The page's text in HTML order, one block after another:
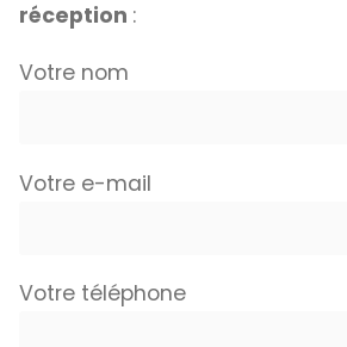
réception :
Votre nom
Votre e-mail
Votre téléphone